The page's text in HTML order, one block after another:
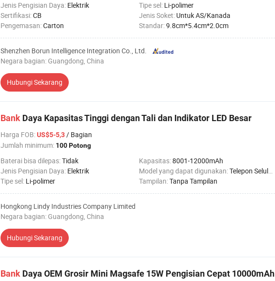
Jenis Pengisian Daya: Elektrik Tipe sel: Li-polimer
Sertifikasi:CB Jenis Soket: Untuk AS/Kanada
Pengemasan:Carton Standar:9.8cm*5.4cm*2.0cm
Shenzhen Borun Intelligence Integration Co., Ltd.
Negara bagian: Guangdong, China
Hubungi Sekarang
Bank Daya Kapasitas Tinggi dengan Tali dan Indikator LED Besar
Harga FOB:US$5-5,3/ Bagian
Jumlah minimum: 100 Potong
Baterai bisa dilepas:Tidak Kapasitas:8001-12000mAh
Jenis Pengisian Daya: Elektrik Model yang dapat digunakan:Telepon Seluler
Tipe sel: Li-polimer Tampilan:Tanpa Tampilan
Hongkong Lindy Industries Company Limited
Negara bagian: Guangdong, China
Hubungi Sekarang
Bank Daya OEM Grosir Mini Magsafe 15W Pengisian Cepat 10000mAh